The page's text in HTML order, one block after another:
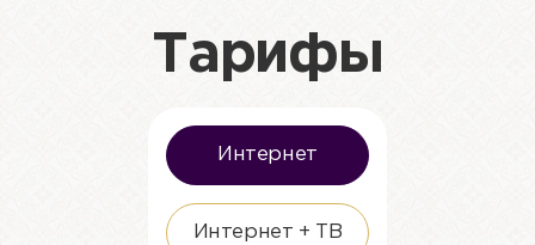
Тарифы
Интернет
Интернет + ТВ